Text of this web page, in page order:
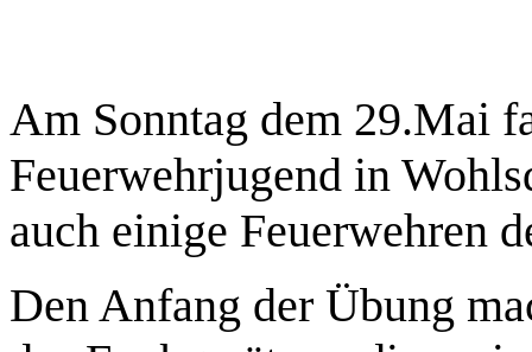
Am Sonntag dem 29.Mai
Feuerwehrjugend in
auch einige Feuerwehren
Den Anfang der Übung